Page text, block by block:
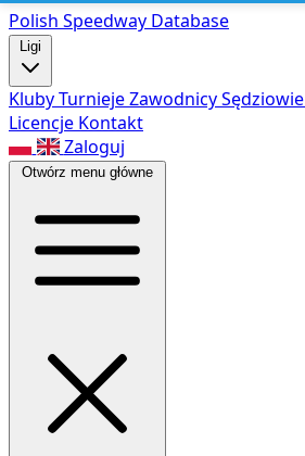
Polish Speedway Database
Ligi
KlubyTurniejeZawodnicySędziowie
Licencje Kontakt
Zaloguj
Otwórz menu główne